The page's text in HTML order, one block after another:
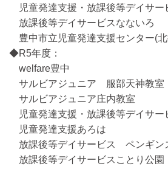
児童発達支援・放課後等デイサ
放課後等デイサービスなないろ
豊中市立児童発達支援センター(
◆R5年度：
welfare豊中
サルビアジュニア 服部天神教室
サルビアジュニア庄内教室
児童発達支援・放課後等デイサー
児童発達支援あろは
放課後等デイサービス ペンギン
放課後等デイサービスことり公園